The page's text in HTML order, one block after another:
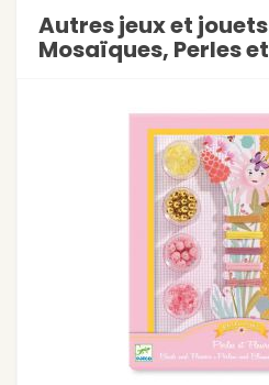
Autres jeux et
Mosaïques, Perles
8+